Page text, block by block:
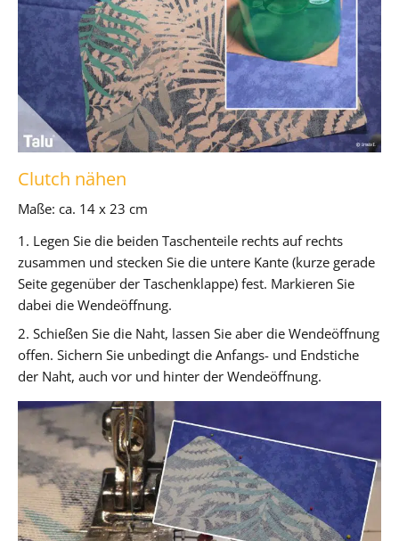
Clutch nähen
Maße: ca. 14 x 23 cm
1. Legen Sie die beiden Taschenteile rechts auf rechts
zusammen und stecken Sie die untere Kante (kurze gerade
Seite gegenüber der Taschenklappe) fest. Markieren Sie
dabei die Wendeöffnung.
2. Schießen Sie die Naht, lassen Sie aber die Wendeöffnung
offen. Sichern Sie unbedingt die Anfangs- und Endstiche
der Naht, auch vor und hinter der Wendeöffnung.